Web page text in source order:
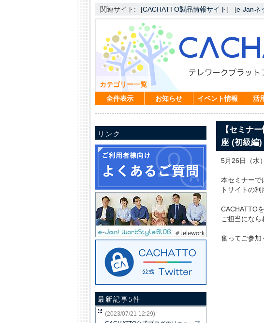
関連サイト: [CACHATTO製品情報サイト] [e-Janネ
カテゴリー一覧
全件表示
お知らせ イベント情報 活
【セミナ
座 (初級編)
5月26日（水
本セミナーで
トサイトの
CACHATTO
ご担当になら
奮ってご参加
リンク
最新記事5件
(2023/07/21 12:29)